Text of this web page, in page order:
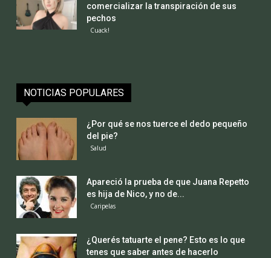
comercializar la transpiración de sus
pechos
Cuack!
NOTICIAS POPULARES
¿Por qué se nos tuerce el dedo pequeño
del pie?
Salud
Apareció la prueba de que Juana Repetto
es hija de Nico, y no de...
Caripelas
¿Querés tatuarte el pene? Esto es lo que
tenes que saber antes de hacerlo